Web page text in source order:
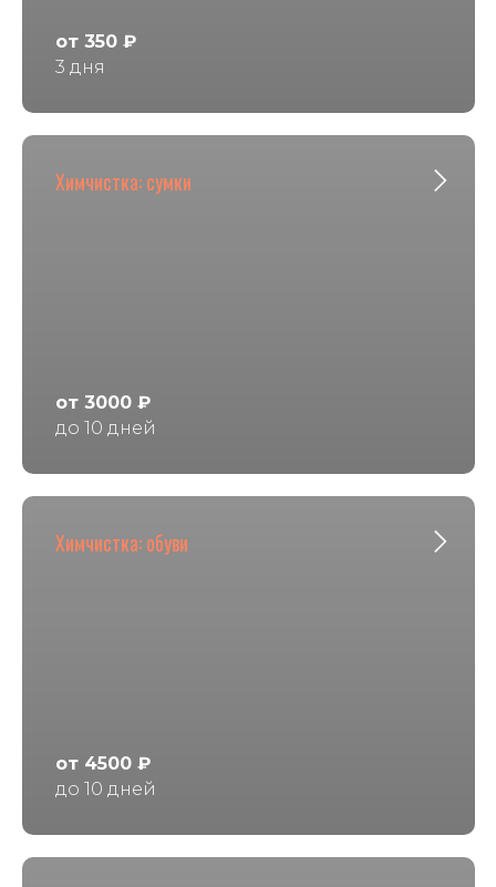
от 350 ₽
3 дня
Химчистка: сумки
от 3000 ₽
до 10 дней
Химчистка: обуви
от 4500 ₽
до 10 дней